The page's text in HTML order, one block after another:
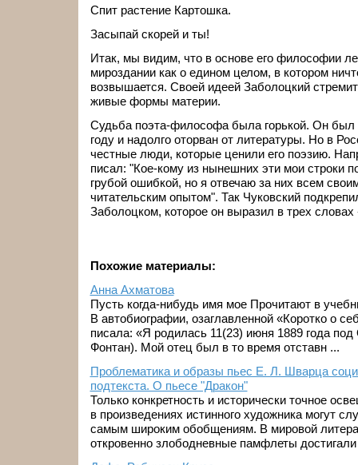
Спит растение Картошка.
Засыпай скорей и ты!
Итак, мы видим, что в основе его философии
мироздании как о едином целом, в котором
возвышается. Своей идеей Заболоцкий
живые формы материи.
Судьба поэта-философа была горькой. Он был
году и надолго оторван от литературы. Но в
честные люди, которые ценили его поэзию.
писал: "Кое-кому из нынешних эти мои строки
грубой ошибкой, но я отвечаю за них всем
читательским опытом". Так Чуковский
Заболоцком, которое он выразил в трех
Похожие материалы:
Анна Ахматова
Пусть когда-нибудь имя мое Прочитают в
В автобиографии, озаглавленной «Коротко о
писала: «Я родилась 11(23) июня 1889 года
Фонтан). Мой отец был в то время отставн ...
Проблематика и образы пьес Е. Л. Шварца
подтекста. О пьесе "Дракон"
Только конкретность и исторически точное
в произведениях истинного художника могут
самым широким обобщениям. В мировой
откровенно злободневные памфлеты достигали